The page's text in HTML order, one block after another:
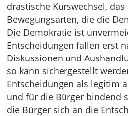
drastische Kurswechsel, das
Bewegungsarten, die die
Die Demokratie ist
Entscheidungen fallen erst
Diskussionen und
so kann sichergestellt
Entscheidungen als legitim
und für die Bürger bindend
die Bürger sich an die